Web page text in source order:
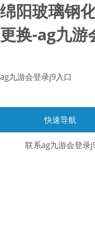
绵阳玻璃钢
更换-ag九游
ag九游会登录j9入口
快速导航
联系ag九游会登录